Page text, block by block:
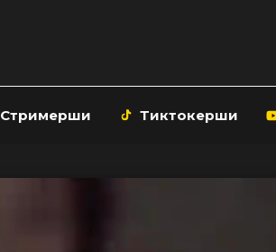
Стримерши Тиктокерши